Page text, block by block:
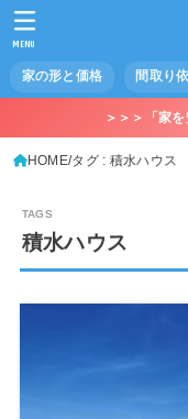
家の形と価格 間取り
MENU
＞＞＞「家
HOME タグ : 積水ハウス
積水ハウス